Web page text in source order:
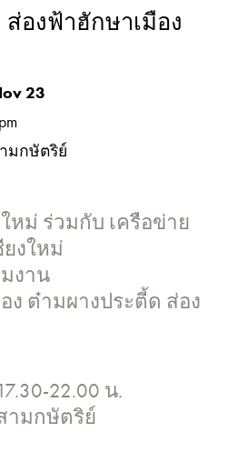
องฟ้าฮักษาเมือง
23
มกษัตริย์
หม่ ร่วมกับ เครือข่าย
งใหม่
งาน
ง ต๋ามผางประตี้ด ส่อง
22.00 น.
ามกษัตริย์